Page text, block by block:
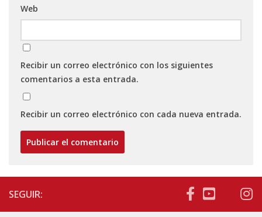
Web
Recibir un correo electrónico con los siguientes
comentarios a esta entrada.
Recibir un correo electrónico con cada nueva entrada.
SEGUIR: